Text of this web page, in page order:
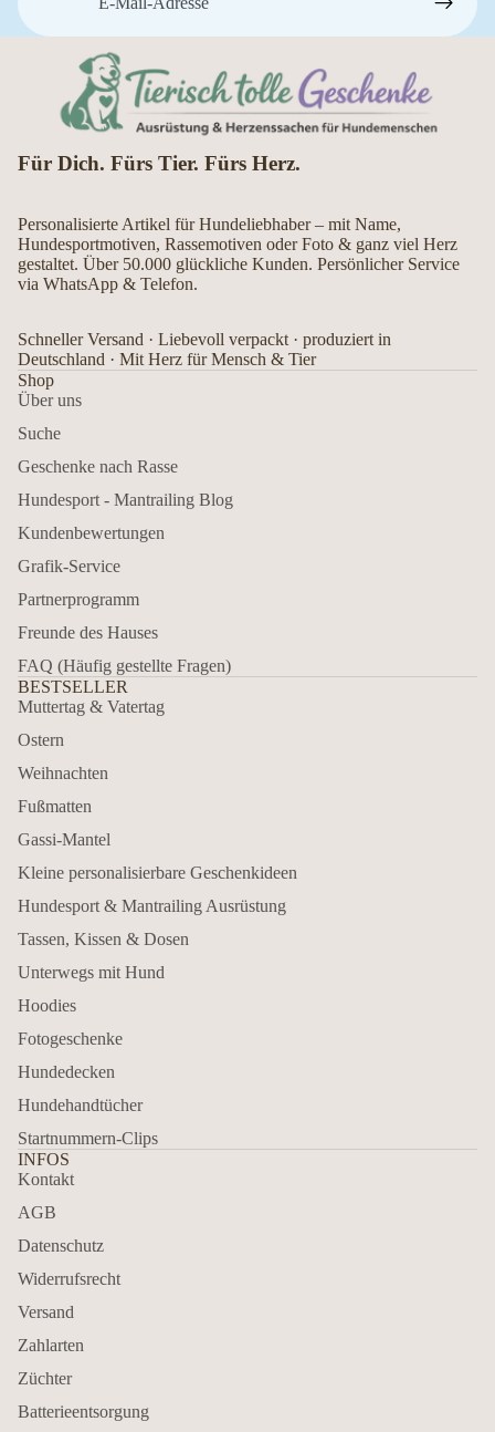
Für Dich. Fürs Tier. Fürs Herz.
Personalisierte Artikel für Hundeliebhaber – mit Name,
Hundesportmotiven, Rassemotiven oder Foto & ganz viel Herz
gestaltet. Über 50.000 glückliche Kunden. Persönlicher Service
via WhatsApp & Telefon.
Schneller Versand · Liebevoll verpackt · produziert in
Deutschland · Mit Herz für Mensch & Tier
Shop
Über uns
Suche
Geschenke nach Rasse
Hundesport - Mantrailing Blog
Kundenbewertungen
Grafik-Service
Partnerprogramm
Freunde des Hauses
FAQ (Häufig gestellte Fragen)
BESTSELLER
Muttertag & Vatertag
Ostern
Weihnachten
Fußmatten
Gassi-Mantel
Kleine personalisierbare Geschenkideen
Hundesport & Mantrailing Ausrüstung
Tassen, Kissen & Dosen
Unterwegs mit Hund
Hoodies
Fotogeschenke
Hundedecken
Hundehandtücher
Startnummern-Clips
INFOS
Kontakt
AGB
Datenschutz
Widerrufsrecht
Versand
Zahlarten
Züchter
Batterieentsorgung